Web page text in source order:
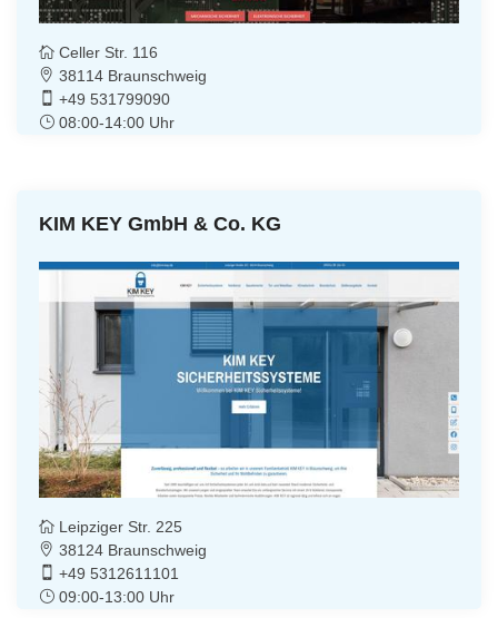
Celler Str. 116
38114 Braunschweig
+49 531799090
08:00-14:00 Uhr
KIM KEY GmbH & Co. KG
Leipziger Str. 225
38124 Braunschweig
+49 5312611101
09:00-13:00 Uhr